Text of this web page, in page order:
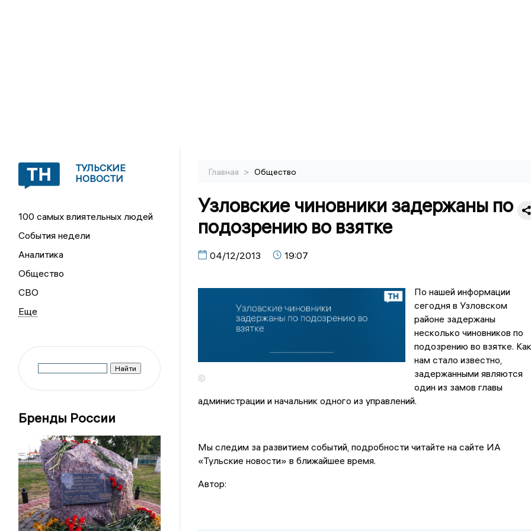
ТУЛЬСКИЕ
НОВОСТИ
100 самых влиятельных людей
События недели
Аналитика
Общество
СВО
Бренды России
Главная > Общество
Узловские чиновники задержаны по
подозрению во взятке
04/12/2013 19:07
©
По нашей информации
сегодня в Узловском
районе задержаны
несколько чиновников по
подозрению во взятке. Как
нам стало известно,
задержанными являются
один из замов главы
администрации и начальник одного из управлений.
Мы следим за развитием событий, подробности читайте на сайте ИА
«Тульские новости» в ближайшее время.
Автор: